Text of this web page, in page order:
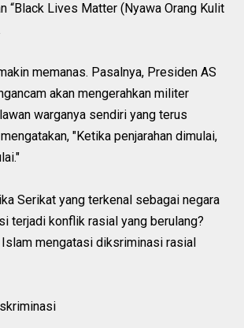
“Black Lives Matter (Nyawa Orang Kulit
memanas. Pasalnya, Presiden AS
akan mengerahkan militer
warganya sendiri yang terus
"Ketika penjarahan dimulai,
Serikat yang terkenal sebagai negara
terjadi konflik rasial yang berulang?
mengatasi diksriminasi rasial